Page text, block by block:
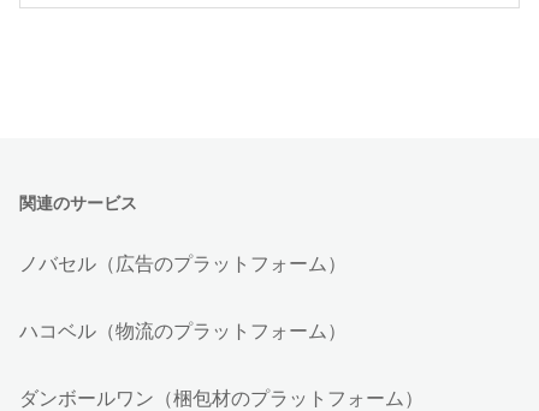
関連のサービス
ノバセル（広告のプラットフォーム）
ハコベル（物流のプラットフォーム）
ダンボールワン（梱包材のプラットフォーム）